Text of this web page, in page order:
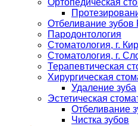
Ортопедическая
Отбеливание зубов
Пародонтология
Стоматология, г.
Стоматология, г.
Терапевтическая
Хирургическая
Удаление зуба
Эстетическая
Отбеливание
Чистка зубов